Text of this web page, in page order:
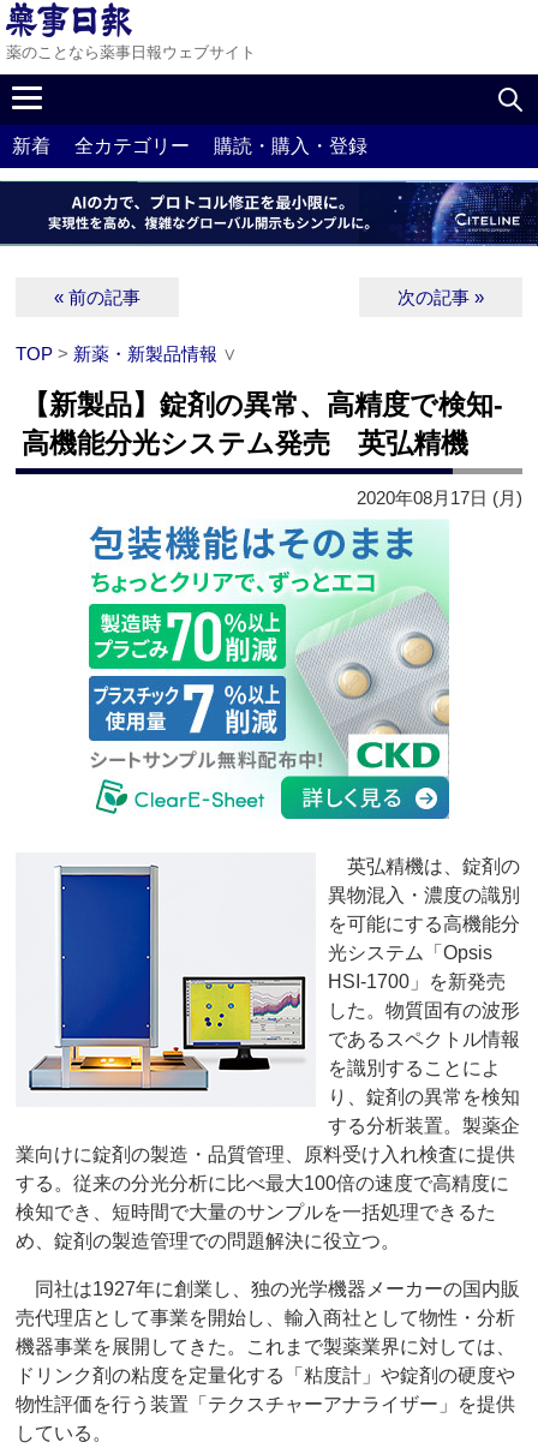
薬のことなら薬事日報ウェブサイト
新着 全カテゴリー 購読・購入・登録
« 前の記事 次の記事 »
TOP > 新薬・新製品情報 ∨
【新製品】錠剤の異常、高精度で検知‐
高機能分光システム発売 英弘精機
2020年08月17日 (月)
英弘精機は、錠剤の
異物混入・濃度の識別
を可能にする高機能分
光システム「Opsis
HSI-1700」を新発売
した。物質固有の波形
であるスペクトル情報
を識別することによ
り、錠剤の異常を検知
する分析装置。製薬企
業向けに錠剤の製造・品質管理、原料受け入れ検査に提供
する。従来の分光分析に比べ最大100倍の速度で高精度に
検知でき、短時間で大量のサンプルを一括処理できるた
め、錠剤の製造管理での問題解決に役立つ。
同社は1927年に創業し、独の光学機器メーカーの国内販
売代理店として事業を開始し、輸入商社として物性・分析
機器事業を展開してきた。これまで製薬業界に対しては、
ドリンク剤の粘度を定量化する「粘度計」や錠剤の硬度や
物性評価を行う装置「テクスチャーアナライザー」を提供
している。